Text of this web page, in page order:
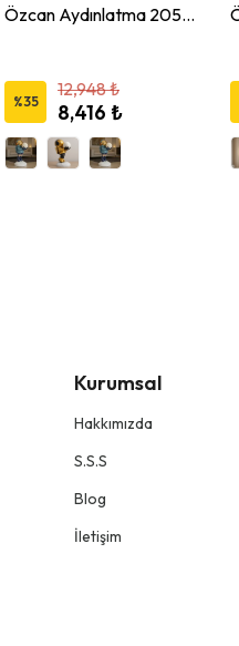
Özcan Aydınlatma 2050-4 Astronot Heykel 72 cm
%35
12,948 ₺
8,416 ₺
Kurumsal
Hakkımızda
S.S.S
Blog
İletişim